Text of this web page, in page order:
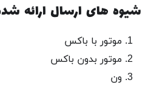
شیوه های ارسال ارائه
موتور با باکس
موتور بدون باکس
ون